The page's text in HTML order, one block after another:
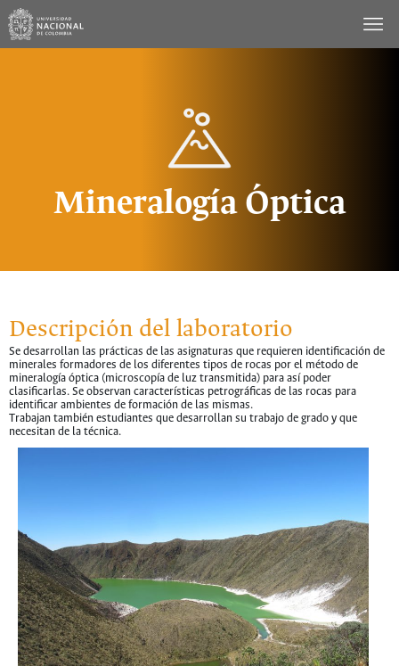
Saltar
contenido
Mineralogía Óptica
Descripción del laboratorio
Se desarrollan las prácticas de las asignaturas que requieren identificación de
minerales formadores de los diferentes tipos de rocas por el método de
mineralogía óptica (microscopía de luz transmitida) para así poder
clasificarlas. Se observan características petrográficas de las rocas para
identificar ambientes de formación de las mismas.
Trabajan también estudiantes que desarrollan su trabajo de grado y que
necesitan de la técnica.